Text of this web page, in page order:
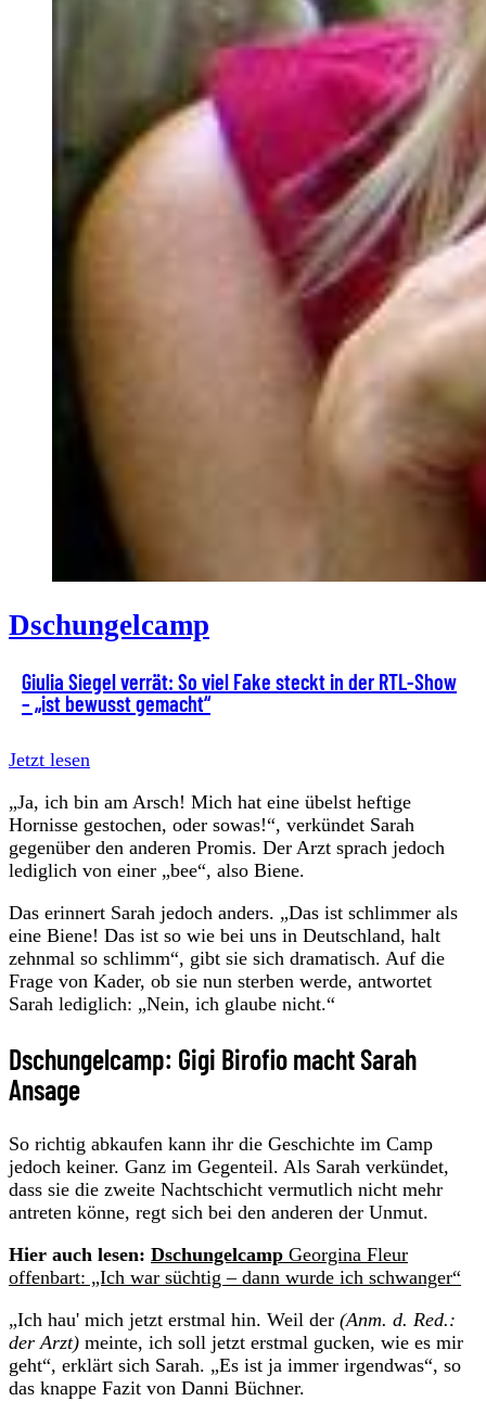
Dschungelcamp
Giulia Siegel verrät: So viel Fake steckt in der RTL-Show
– „ist bewusst gemacht“
Jetzt lesen
„Ja, ich bin am Arsch! Mich hat eine übelst heftige
Hornisse gestochen, oder sowas!“, verkündet Sarah
gegenüber den anderen Promis. Der Arzt sprach jedoch
lediglich von einer „bee“, also Biene.
Das erinnert Sarah jedoch anders. „Das ist schlimmer als
eine Biene! Das ist so wie bei uns in Deutschland, halt
zehnmal so schlimm“, gibt sie sich dramatisch. Auf die
Frage von Kader, ob sie nun sterben werde, antwortet
Sarah lediglich: „Nein, ich glaube nicht.“
Dschungelcamp: Gigi Birofio macht Sarah
Ansage
So richtig abkaufen kann ihr die Geschichte im Camp
jedoch keiner. Ganz im Gegenteil. Als Sarah verkündet,
dass sie die zweite Nachtschicht vermutlich nicht mehr
antreten könne, regt sich bei den anderen der Unmut.
Hier auch lesen: Dschungelcamp Georgina Fleur
offenbart: „Ich war süchtig – dann wurde ich schwanger“
„Ich hau' mich jetzt erstmal hin. Weil der (Anm. d. Red.:
der Arzt) meinte, ich soll jetzt erstmal gucken, wie es mir
geht“, erklärt sich Sarah. „Es ist ja immer irgendwas“, so
das knappe Fazit von Danni Büchner.